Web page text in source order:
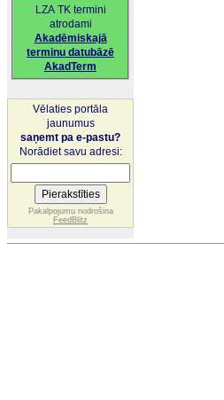
LZA TK termini
atrodami
Akadēmiskajā
terminu datubāzē
AkadTerm
Vēlaties portāla
jaunumus
saņemt pa e-pastu?
Norādiet savu adresi:
Pakalpojumu nodrošina
FeedBlitz